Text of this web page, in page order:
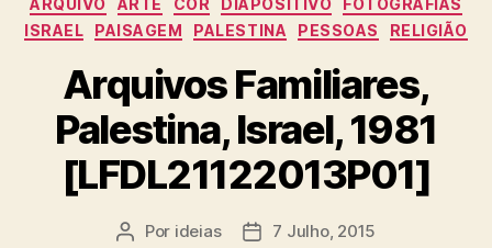
ARQUIVO
ARTE COR DIAPOSITIVO
FOTOGRAFIAS
ISRAEL
PAISAGEM PALESTINA PESSOAS RELIGIÃO
Arquivos Familiares,
Palestina, Israel, 1981
[LFDL21122013P01]
Autor
Por ideias
Data7 Julho, 2015